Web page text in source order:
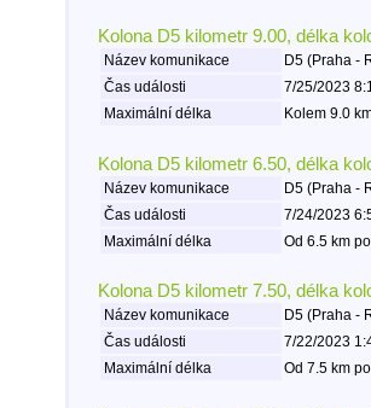
Kolona D5 kilometr 9.00, délka
Název komunikace
D5 (Praha -
Čas události
7/25/2023
Maximální délka
Kolem 9.0
Kolona D5 kilometr 6.50, délka
Název komunikace
D5 (Praha -
Čas události
7/24/2023
Maximální délka
Od 6.5 km
Kolona D5 kilometr 7.50, délka
Název komunikace
D5 (Praha -
Čas události
7/22/2023
Maximální délka
Od 7.5 km